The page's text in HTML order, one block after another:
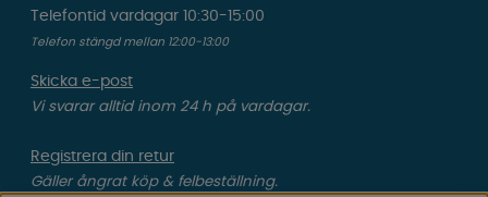
Telefontid vardagar 10:30-15:00
Telefon stängd mellan 12:00-13:00
Skicka e-post
Vi svarar alltid inom 24 h på vardagar.
Registrera din retur
Gäller ångrat köp & felbeställning.